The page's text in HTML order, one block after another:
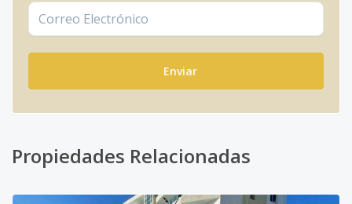
Enviar
Propiedades Relacionadas